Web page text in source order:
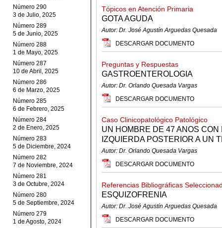
Número 290
3 de Julio, 2025
Número 289
5 de Junio, 2025
Número 288
1 de Mayo, 2025
Número 287
10 de Abril, 2025
Número 286
6 de Marzo, 2025
Número 285
6 de Febrero, 2025
Número 284
2 de Enero, 2025
Número 283
5 de Diciembre, 2024
Número 282
7 de Noviembre, 2024
Número 281
3 de Octubre, 2024
Número 280
5 de Septiembre, 2024
Número 279
1 de Agosto, 2024
Tópicos en Atención Primaria
GOTA AGUDA
Autor: Dr. José Agustín Arguedas Quesada
DESCARGAR DOCUMENTO
Preguntas y Respuestas
GASTROENTEROLOGIA
Autor: Dr. Orlando Quesada Vargas
DESCARGAR DOCUMENTO
Caso Clinicopatológico Patológico
UN HOMBRE DE 47 ANOS
IZQUIERDA POSTERIOR A UN
Autor: Dr. Orlando Quesada Vargas
DESCARGAR DOCUMENTO
Referencias Bibliográficas
ESQUIZOFRENIA
Autor: Dr. José Agustín Arguedas Quesada
DESCARGAR DOCUMENTO